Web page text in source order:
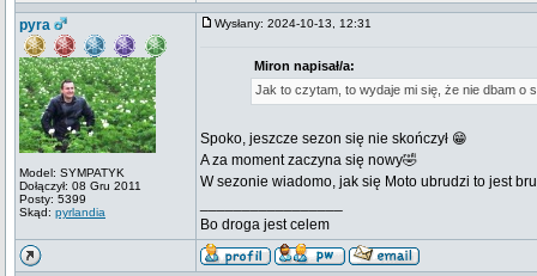
pyra
Model: SYMPATYK
Dołączył: 08 Gru 2011
Posty: 5399
Skąd: pyrlandia
Wysłany: 2024-10-13, 12:31
Miron napisał/a:
Jak to czytam, to wydaje mi się, że nie dbam o
Spoko, jeszcze sezon się nie skończył 😁
A za moment zaczyna się nowy🤣
W sezonie wiadomo, jak się Moto ubrudzi to jest
Bo droga jest celem